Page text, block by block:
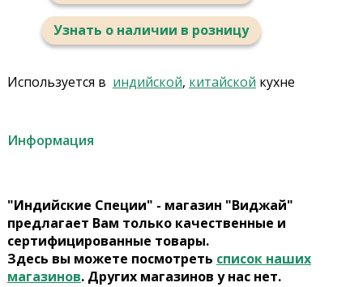
Узнать о наличии в розницу
Используется в индийской, китайской кухне
Информация
"Индийские Специи" - магазин "Виджай"
предлагает Вам только качественные и
сертифицированные товары.
Здесь вы можете посмотреть список наших
магазинов. Других магазинов у нас нет.